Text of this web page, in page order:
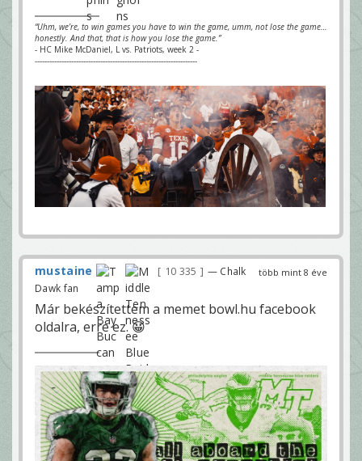
“Uhm, we’re, to win games you have to win the game, umm, not lose the game…
honestly. And that, that is how you lose the game.”
- HC Mike McDaniel, L vs. Patriots, week 2 -
-------------------------------------------------------------------
több mint 8 éve
mustaine 10 335
— Chalk
Dawk fan
Már bekészítettem a memet bowl.hu facebook
oldalra, erre ez. 😀